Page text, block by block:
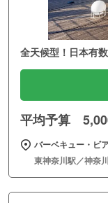
全天候型！日本有
平均予算
バーベキュー・ビ
東神奈川駅／神奈